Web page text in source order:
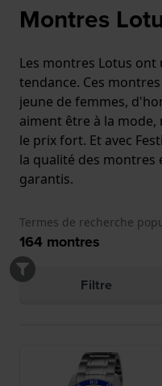
Montres
Les montres Lotus ont
tendance. Ces
jeune de femmes,
aiment être à la mode,
le prix fort. Et avec
la qualité des montres
garantis.
Termes de recherche
164 montres
Filtre